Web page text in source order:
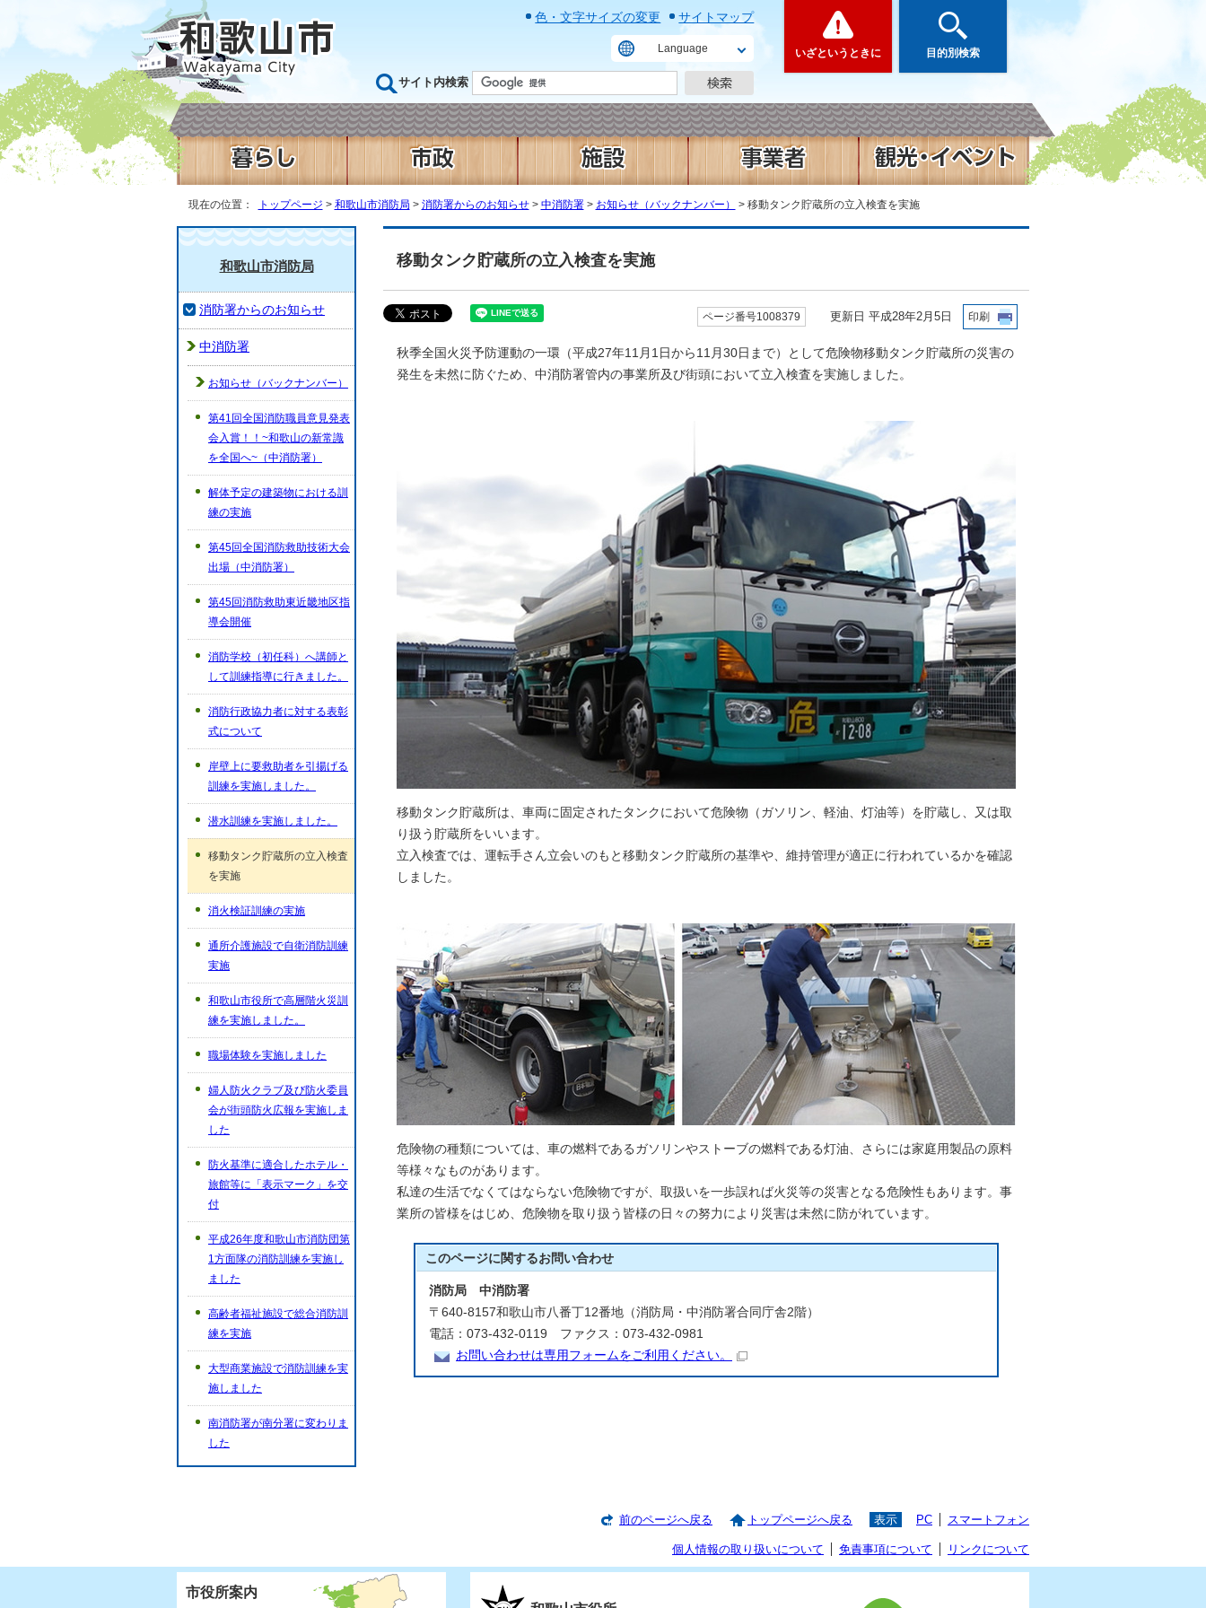
色・文字サイズの変更 サイトマップ
Language
サイト内検索
いざというときに 目的別検索
現在の位置： トップページ > 和歌山市消防局 > 消防署からのお知らせ> 中消防署> お知らせ（バックナンバー） > 移動タンク貯蔵所の立入検査を実施
移動タンク貯蔵所の立入検査を実施
ページ番号1008379 更新日 平成28年2月5日 印刷
秋季全国火災予防運動の一環（平成27年11月1日から11月30日まで）として危険物移動タンク貯蔵所の災害の
発生を未然に防ぐため、中消防署管内の事業所及び街頭において立入検査を実施しました。
移動タンク貯蔵所は、車両に固定されたタンクにおいて危険物（ガソリン、軽油、灯油等）を貯蔵し、又は取
り扱う貯蔵所をいいます。
立入検査では、運転手さん立会いのもと移動タンク貯蔵所の基準や、維持管理が適正に行われているかを確認
しました。
危険物の種類については、車の燃料であるガソリンやストーブの燃料である灯油、さらには家庭用製品の原料
等様々なものがあります。
私達の生活でなくてはならない危険物ですが、取扱いを一歩誤れば火災等の災害となる危険性もあります。事
業所の皆様をはじめ、危険物を取り扱う皆様の日々の努力により災害は未然に防がれています。
このページに関するお問い合わせ
消防局 中消防署
〒640-8157和歌山市八番丁12番地（消防局・中消防署合同庁舎2階）
電話：073-432-0119 ファクス：073-432-0981
お問い合わせは専用フォームをご利用ください。
和歌山市消防局
消防署からのお知らせ
中消防署
お知らせ（バックナンバー）
第41回全国消防職員意見発表
会入賞！！~和歌山の新常識
を全国へ~（中消防署）
解体予定の建築物における訓
練の実施
第45回全国消防救助技術大会
出場（中消防署）
第45回消防救助東近畿地区指
導会開催
消防学校（初任科）へ講師と
して訓練指導に行きました。
消防行政協力者に対する表彰
式について
岸壁上に要救助者を引揚げる
訓練を実施しました。
潜水訓練を実施しました。
移動タンク貯蔵所の立入検査
を実施
消火検証訓練の実施
通所介護施設で自衛消防訓練
実施
和歌山市役所で高層階火災訓
練を実施しました。
職場体験を実施しました
婦人防火クラブ及び防火委員
会が街頭防火広報を実施しま
した
防火基準に適合したホテル・
旅館等に「表示マーク」を交
付
平成26年度和歌山市消防団第
1方面隊の消防訓練を実施し
ました
高齢者福祉施設で総合消防訓
練を実施
大型商業施設で消防訓練を実
施しました
南消防署が南分署に変わりま
した
前のページへ戻る トップページへ戻る 表示 PC スマートフォン
個人情報の取り扱いについて 免責事項について リンクについて
市役所案内